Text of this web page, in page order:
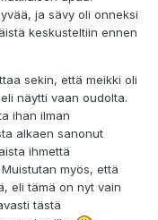
ja sävy oli onneksi
keskusteltiin ennen
sekin, että meikki oli
näytti vaan oudolta.
ihan ilman
alkaen sanonut
ihmettä
myös, että
eli tämä on nyt vain
tästä